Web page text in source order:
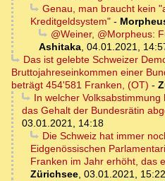
Genau, man braucht kein
Kreditgeldsystem" -
@Weiner, @Morpheus:
Ashitaka, 04.01.2021,
Das ist gelebte Schweizer
Bruttojahreseinkommen einer
beträgt 454'581 Franken, (OT) -
In welcher
das Gehalt der Bundesrätin
03.01.2021, 14:18
Die Schweiz hat immer
Eidgenössischen
Franken im Jahr erhöht, das
Zürichsee, 03.01.2021, 15:22